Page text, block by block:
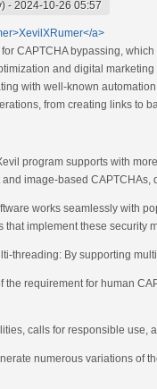
- 2024-10-26 05:57
a>
CAPTCHA bypassing,
and digital
with well-known
from creating links to
program supports with
image-based
works seamlessly with
implement these security
threading: By supporting
the requirement for human
calls for responsible
numerous variations of